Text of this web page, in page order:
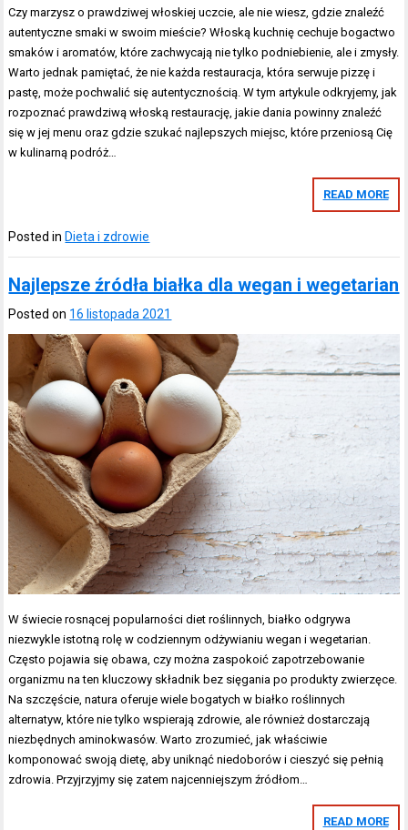
Czy marzysz o prawdziwej włoskiej uczcie, ale nie wiesz, gdzie znaleźć
autentyczne smaki w swoim mieście? Włoską kuchnię cechuje bogactwo
smaków i aromatów, które zachwycają nie tylko podniebienie, ale i zmysły.
Warto jednak pamiętać, że nie każda restauracja, która serwuje pizzę i
pastę, może pochwalić się autentycznością. W tym artykule odkryjemy, jak
rozpoznać prawdziwą włoską restaurację, jakie dania powinny znaleźć
się w jej menu oraz gdzie szukać najlepszych miejsc, które przeniosą Cię
w kulinarną podróż…
READ MORE
Posted in Dieta i zdrowie
Najlepsze źródła białka dla wegan i wegetarian
Posted on 16 listopada 2021
W świecie rosnącej popularności diet roślinnych, białko odgrywa
niezwykle istotną rolę w codziennym odżywianiu wegan i wegetarian.
Często pojawia się obawa, czy można zaspokoić zapotrzebowanie
organizmu na ten kluczowy składnik bez sięgania po produkty zwierzęce.
Na szczęście, natura oferuje wiele bogatych w białko roślinnych
alternatyw, które nie tylko wspierają zdrowie, ale również dostarczają
niezbędnych aminokwasów. Warto zrozumieć, jak właściwie
komponować swoją dietę, aby uniknąć niedoborów i cieszyć się pełnią
zdrowia. Przyjrzyjmy się zatem najcenniejszym źródłom…
READ MORE